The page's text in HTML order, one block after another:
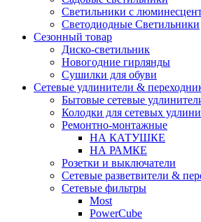
Светильники с
Светодиодные Светильники
Сезонный товар
Диско-светильник
Новогодние гирлянды
Сушилки для обуви
Сетевые удлинители &
Бытовые сетевые
Колодки для сетевых
Ремонтно-монтажные
НА КАТУШКЕ
НА РАМКЕ
Розетки и выключатели
Сетевые разветвители &
Сетевые фильтры
Most
PowerCube